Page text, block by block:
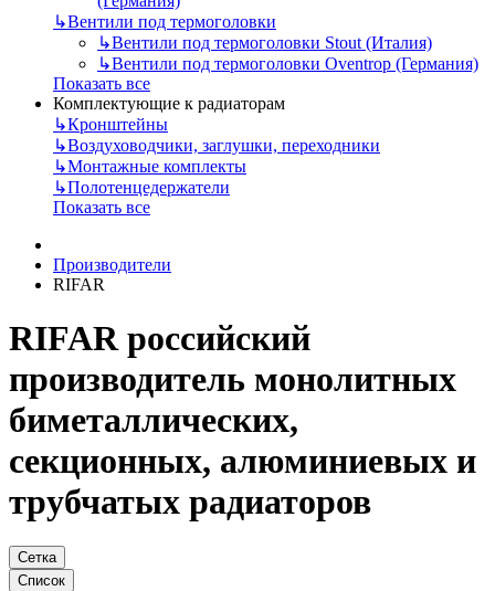
↳Вентили под термоголовки
↳Вентили под термоголовки Stout (Италия)
↳Вентили под термоголовки Oventrop (Германия)
Показать все
Комплектующие к радиаторам
↳Кронштейны
↳Воздуховодчики, заглушки, переходники
↳Монтажные комплекты
↳Полотенцедержатели
Показать все
Производители
RIFAR
RIFAR российский
производитель монолитных
биметаллических,
секционных, алюминиевых и
трубчатых радиаторов
Сетка
Список